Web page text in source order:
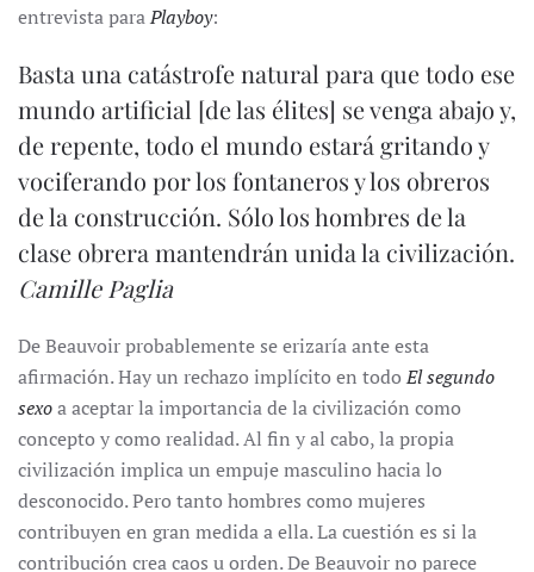
entrevista paraPlayboy:
Basta una catástrofe natural para que todo ese
mundo artificial [de las élites] se venga abajo y,
de repente, todo el mundo estará gritando y
vociferando por los fontaneros y los obreros
de la construcción. Sólo los hombres de la
clase obrera mantendrán unida la civilización.
Camille Paglia
De Beauvoir probablemente se erizaría ante esta
afirmación. Hay un rechazo implícito en todoEl segundo
sexoa aceptar la importancia de la civilización como
concepto y como realidad. Al fin y al cabo, la propia
civilización implica un empuje masculino hacia lo
desconocido. Pero tanto hombres como mujeres
contribuyen en gran medida a ella. La cuestión es si la
contribución crea caos u orden. De Beauvoir no parece